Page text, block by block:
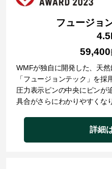
フュージョ
59,400
WMFが独自に開発した、天
「フュージョンテック」を採
圧力表示ピンの中央にピンが
具合がさらにわかりやすくな
詳細